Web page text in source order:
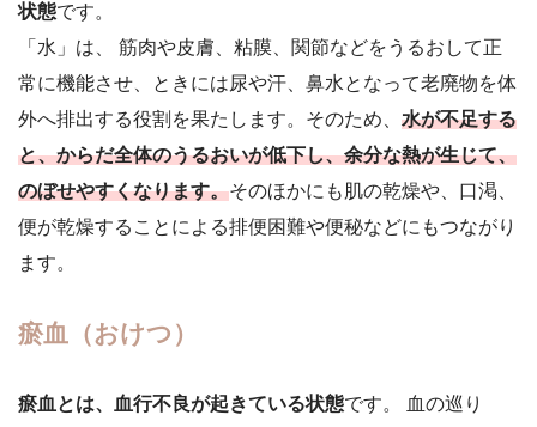
状態です。
「水」は、 筋肉や皮膚、粘膜、関節などをうるおして正
常に機能させ、ときには尿や汗、鼻水となって老廃物を体
外へ排出する役割を果たします。そのため、 水が不足する
と、からだ全体のうるおいが低下し、余分な熱が生じて、
のぼせやすくなります。そのほかにも肌の乾燥や、口渇、
便が乾燥することによる排便困難や便秘などにもつながり
ます。
瘀血（おけつ）
瘀血とは、血行不良が起きている状態です。 血の巡り